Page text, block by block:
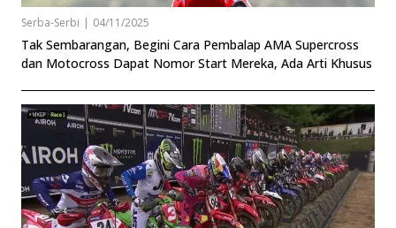
Serba-Serbi | 04/11/2025
Tak Sembarangan, Begini Cara Pembalap AMA Supercross
dan Motocross Dapat Nomor Start Mereka, Ada Arti Khusus